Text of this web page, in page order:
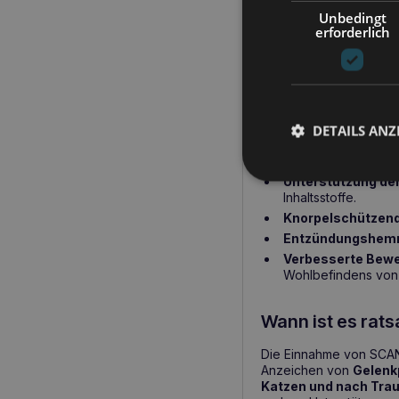
SCANVET
umfassende Antwort
unterstützt nicht nur
Wichtigste
Unterstützung
Inhaltsstoffe.
Verbesserte
Wohlbefindens
Wann ist es
Die Einnahme von
Anzeichen von
Katzen und nach
Unbedingt
erforderlich
DETAILS